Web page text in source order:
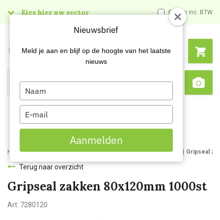
Kies hier uw sector Prijzen inc. BTW
Search
Menu
Home Webshop Verpakkingsmaterialen Verpakkingszakken Gripseal
Terug naar overzicht
Gripseal zakken 80x120mm 1000st
Art: 7280120
Nieuwsbrief
Meld je aan en blijf op de hoogte van het laatste
nieuws
Type
your
name
Type
your
email
Aanmelden